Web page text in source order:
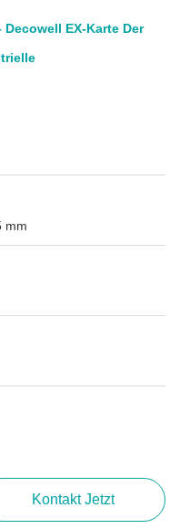
EX-Karte Der
mm
Kontakt Jetzt